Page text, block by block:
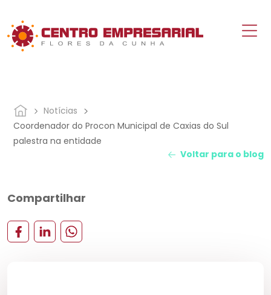
Notícias
Coordenador do Procon Municipal de Caxias do Sul
palestra na entidade
Voltar para o blog
Compartilhar